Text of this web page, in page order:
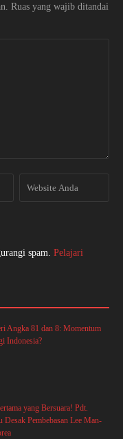
Ruas yang wajib ditandai
spam. Pelajari
Angka 81 dan 8: Momentum
Indonesia?
yang Bersuara! Pdt.
Pembebasan Lee Man-